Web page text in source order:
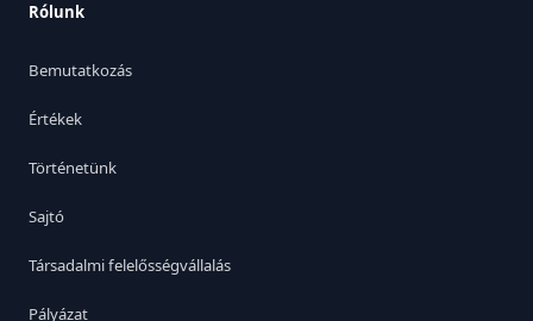
Rólunk
Bemutatkozás
Értékek
Történetünk
Sajtó
Társadalmi felelősségvállalás
Pályázat